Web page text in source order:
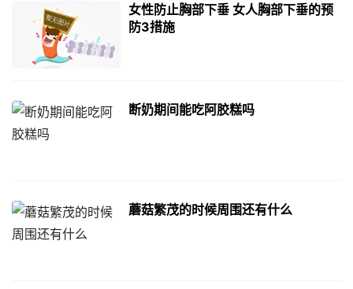
女性防止胸部下垂 女人胸部下垂的预
防3措施
断奶期间能吃阿胶糕吗
蘑菇繁茂的时候周围还有什么